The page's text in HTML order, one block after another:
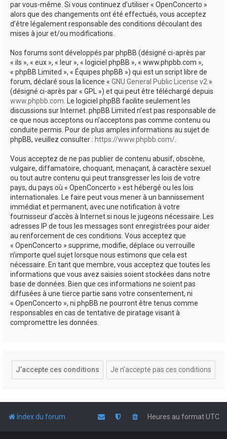
par vous-même. Si vous continuez d’utiliser « OpenConcerto »
alors que des changements ont été effectués, vous acceptez
d’être légalement responsable des conditions découlant des
mises à jour et/ou modifications.
Nos forums sont développés par phpBB (désigné ci-après par
« ils », « eux », « leur », « logiciel phpBB », « www.phpbb.com »,
« phpBB Limited », « Équipes phpBB ») qui est un script libre de
forum, déclaré sous la licence « GNU General Public License v2 »
(désigné ci-après par « GPL ») et qui peut être téléchargé depuis
www.phpbb.com. Le logiciel phpBB facilite seulement les
discussions sur Internet. phpBB Limited n’est pas responsable de
ce que nous acceptons ou n’acceptons pas comme contenu ou
conduite permis. Pour de plus amples informations au sujet de
phpBB, veuillez consulter : https://www.phpbb.com/.
Vous acceptez de ne pas publier de contenu abusif, obscène,
vulgaire, diffamatoire, choquant, menaçant, à caractère sexuel
ou tout autre contenu qui peut transgresser les lois de votre
pays, du pays où « OpenConcerto » est hébergé ou les lois
internationales. Le faire peut vous mener à un bannissement
immédiat et permanent, avec une notification à votre
fournisseur d’accès à Internet si nous le jugeons nécessaire. Les
adresses IP de tous les messages sont enregistrées pour aider
au renforcement de ces conditions. Vous acceptez que
« OpenConcerto » supprime, modifie, déplace ou verrouille
n’importe quel sujet lorsque nous estimons que cela est
nécessaire. En tant que membre, vous acceptez que toutes les
informations que vous avez saisies soient stockées dans notre
base de données. Bien que ces informations ne soient pas
diffusées à une tierce partie sans votre consentement, ni
« OpenConcerto », ni phpBB ne pourront être tenus comme
responsables en cas de tentative de piratage visant à
compromettre les données.
Index du forum Heures au formatUTC